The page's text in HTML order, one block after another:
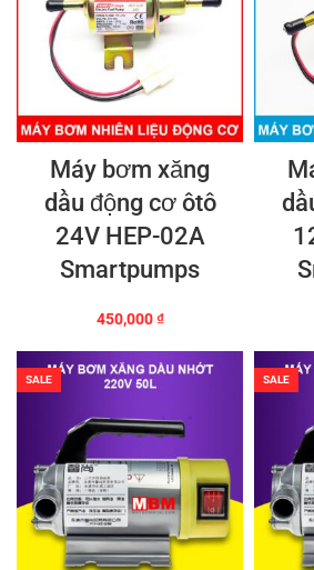
Máy bơm xăng
dầu động cơ ôtô
24V HEP-02A
Smartpumps
450,000₫
SALE SALE